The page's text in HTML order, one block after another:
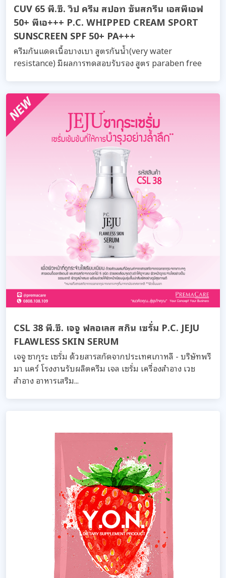
CUV 65 พี.ซี. วิป ครีม สปอท ซันสกรีน เอสพีเอฟ
50+ พีเอ+++ P.C. WHIPPED CREAM SPORT
SUNSCREEN SPF 50+ PA+++
ครีมกันแดดเนื้อบางเบา สูตรกันน้ำ(very water
resistance) มีผลการทดสอบรับรอง สูตร paraben free
CSL 38 พี.ซี. เจจู ฟลอเลส สกิน เซรั่ม P.C. JEJU
FLAWLESS SKIN SERUM
เจจู ซากุระ เซรั่ม ด้วยสารสกัดจากประเทศเกาหลี - บริษัทพรี
มา แคร์ โรงงานรับผลิตครีม เจล เซรั่ม เครื่องสำอาง เวช
สำอาง อาหารเสริม...